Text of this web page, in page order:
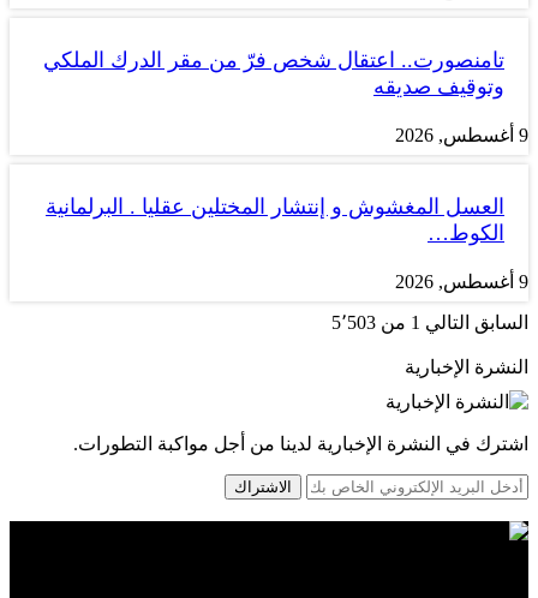
تامنصورت.. اعتقال شخص فرّ من مقر الدرك الملكي
وتوقيف صديقه
9 أغسطس, 2026
العسل المغشوش و إنتشار المختلين عقليا . البرلمانية
الكوط…
9 أغسطس, 2026
السابق التالي 1 من 5٬503
النشرة الإخبارية
اشترك في النشرة الإخبارية لدينا من أجل مواكبة التطورات.
الاشتراك